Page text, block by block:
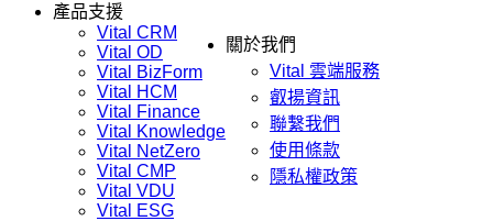
產品支援
Vital CRM
Vital OD
Vital BizForm
Vital HCM
Vital Finance
Vital Knowledge
Vital NetZero
Vital CMP
Vital VDU
Vital ESG
關於我們
Vital 雲端服務
叡揚資訊
聯繫我們
使用條款
隱私權政策